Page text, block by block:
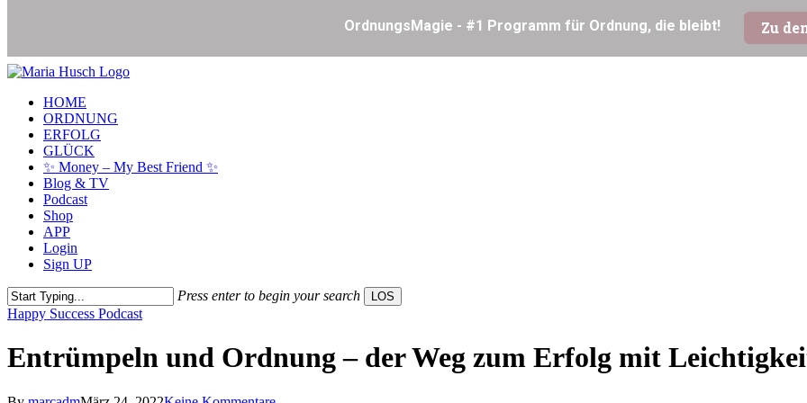
Skip
main
content
Menu
HOME
ORDNUNG
ERFOLG
GLÜCK
✨ Money – My Best Friend ✨
Blog & TV
Podcast
Shop
APP
Login
Sign UP
Press enter to begin your search LOS
Close
Happy Success Podcast
Entrümpeln und Ordnung – der Weg zum Erfolg mit